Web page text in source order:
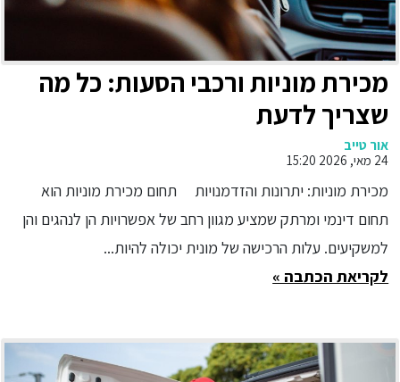
מכירת מוניות ורכבי הסעות: כל מה
שצריך לדעת
אור טייב
24 מאי, 2026 15:20
מכירת מוניות: יתרונות והזדמנויות תחום מכירת מוניות הוא
תחום דינמי ומרתק שמציע מגוון רחב של אפשרויות הן לנהגים והן
למשקיעים. עלות הרכישה של מונית יכולה להיות...
לקריאת הכתבה »